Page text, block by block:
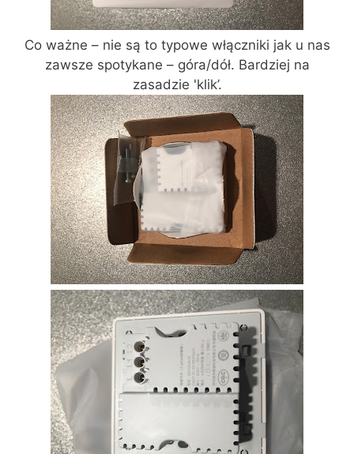
Co ważne – nie są to typowe włączniki jak u nas
zawsze spotykane – góra/dół. Bardziej na
zasadzie 'klik’.